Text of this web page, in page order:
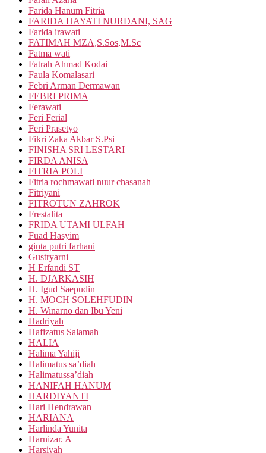
Farida Hanum Fitria
FARIDA HAYATI NURDANI, SAG
Farida irawati
FATIMAH MZA,S.Sos,M.Sc
Fatma wati
Fatrah Ahmad Kodai
Faula Komalasari
Febri Arman Dermawan
FEBRI PRIMA
Ferawati
Feri Ferial
Feri Prasetyo
Fikri Zaka Akbar S.Psi
FINISHA SRI LESTARI
FIRDA ANISA
FITRIA POLI
Fitria rochmawati nuur chasanah
Fitriyani
FITROTUN ZAHROK
Frestalita
FRIDA UTAMI ULFAH
Fuad Hasyim
ginta putri farhani
Gustryarni
H Erfandi ST
H. DJARKASIH
H. Igud Saepudin
H. MOCH SOLEHFUDIN
H. Winarno dan Ibu Yeni
Hadriyah
Hafizatus Salamah
HALIA
Halima Yahiji
Halimatus sa’diah
Halimatussa’diah
HANIFAH HANUM
HARDIYANTI
Hari Hendrawan
HARIANA
Harlinda Yunita
Harnizar. A
Harsiyah